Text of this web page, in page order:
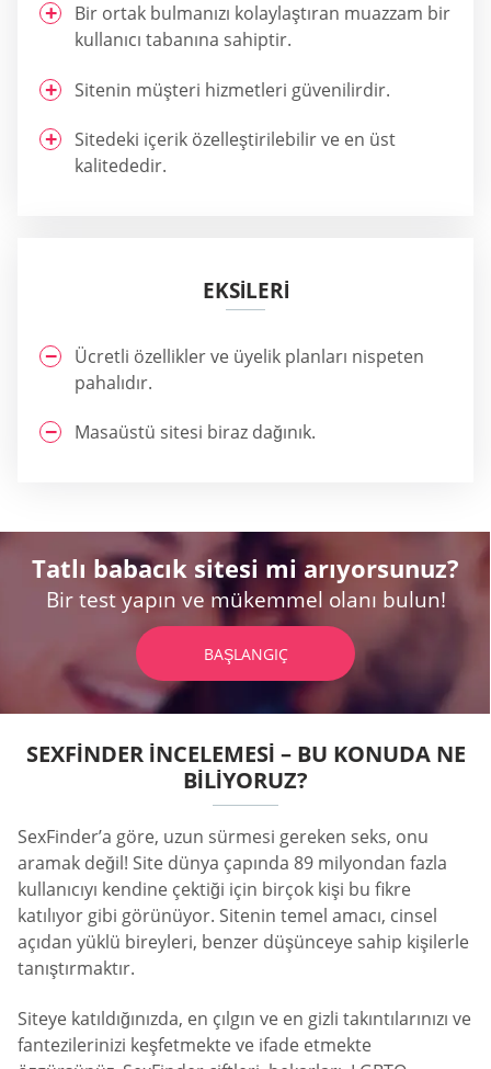
Bir ortak bulmanızı kolaylaştıran muazzam bir
kullanıcı tabanına sahiptir.
Sitenin müşteri hizmetleri güvenilirdir.
Sitedeki içerik özelleştirilebilir ve en üst
kalitededir.
EKSİLERİ
Ücretli özellikler ve üyelik planları nispeten
pahalıdır.
Masaüstü sitesi biraz dağınık.
Tatlı babacık sitesi mi arıyorsunuz?
Bir test yapın ve mükemmel olanı bulun!
BAŞLANGIÇ
SEXFINDER İNCELEMESI – BU KONUDA NE
BILIYORUZ?
SexFinder’a göre, uzun sürmesi gereken seks, onu
aramak değil! Site dünya çapında 89 milyondan fazla
kullanıcıyı kendine çektiği için birçok kişi bu fikre
katılıyor gibi görünüyor. Sitenin temel amacı, cinsel
açıdan yüklü bireyleri, benzer düşünceye sahip kişilerle
tanıştırmaktır.
Siteye katıldığınızda, en çılgın ve en gizli takıntılarınızı ve
fantezilerinizi keşfetmekte ve ifade etmekte